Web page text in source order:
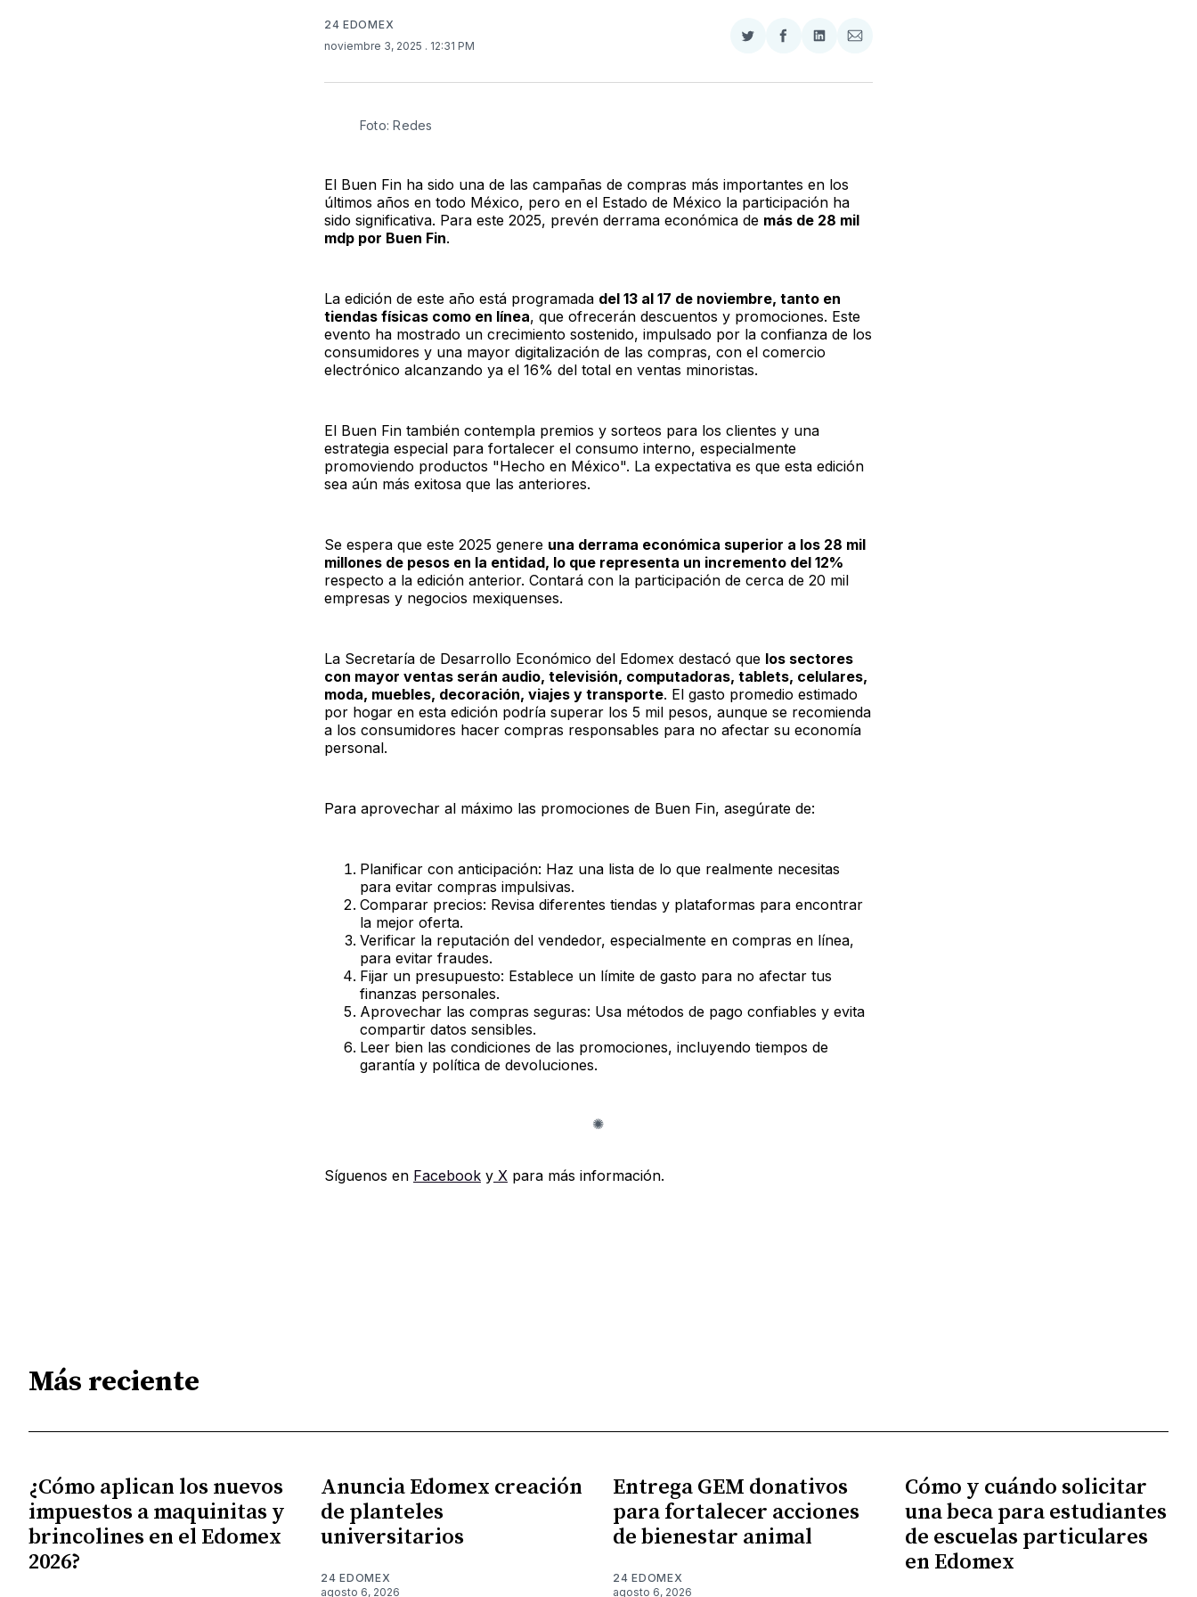
24 EDOMEX
noviembre 3, 2025 . 12:31 PM
Compartir
Twitter
Compartir
Facebook
Compartir
LinkedIn
Compartir
Email
Foto: Redes
El Buen Fin ha sido una de las campañas de compras más importantes en los
últimos años en todo México, pero en el Estado de México la participación ha
sido significativa. Para este 2025, prevén derrama económica de más de 28 mil
mdp por Buen Fin.
La edición de este año está programada del 13 al 17 de noviembre, tanto en
tiendas físicas como en línea, que ofrecerán descuentos y promociones. Este
evento ha mostrado un crecimiento sostenido, impulsado por la confianza de los
consumidores y una mayor digitalización de las compras, con el comercio
electrónico alcanzando ya el 16% del total en ventas minoristas.
El Buen Fin también contempla premios y sorteos para los clientes y una
estrategia especial para fortalecer el consumo interno, especialmente
promoviendo productos "Hecho en México". La expectativa es que esta edición
sea aún más exitosa que las anteriores.
Se espera que este 2025 genere una derrama económica superior a los 28 mil
millones de pesos en la entidad, lo que representa un incremento del 12%
respecto a la edición anterior. Contará con la participación de cerca de 20 mil
empresas y negocios mexiquenses.
La Secretaría de Desarrollo Económico del Edomex destacó que los sectores
con mayor ventas serán audio, televisión, computadoras, tablets, celulares,
moda, muebles, decoración, viajes y transporte. El gasto promedio estimado
por hogar en esta edición podría superar los 5 mil pesos, aunque se recomienda
a los consumidores hacer compras responsables para no afectar su economía
personal.
Para aprovechar al máximo las promociones de Buen Fin, asegúrate de:
Planificar con anticipación: Haz una lista de lo que realmente necesitas
para evitar compras impulsivas.
Comparar precios: Revisa diferentes tiendas y plataformas para encontrar
la mejor oferta.
Verificar la reputación del vendedor, especialmente en compras en línea,
para evitar fraudes.
Fijar un presupuesto: Establece un límite de gasto para no afectar tus
finanzas personales.
Aprovechar las compras seguras: Usa métodos de pago confiables y evita
compartir datos sensibles.
Leer bien las condiciones de las promociones, incluyendo tiempos de
garantía y política de devoluciones.
Síguenos en FacebookyX para más información.
Más reciente
¿Cómo aplican los nuevos
impuestos a maquinitas y
brincolines en el Edomex
2026?
Anuncia Edomex creación
de planteles
universitarios
24 EDOMEX
agosto 6, 2026
Entrega GEM donativos
para fortalecer acciones
de bienestar animal
24 EDOMEX
agosto 6, 2026
Cómo y cuándo solicitar
una beca para estudiantes
de escuelas particulares
en Edomex